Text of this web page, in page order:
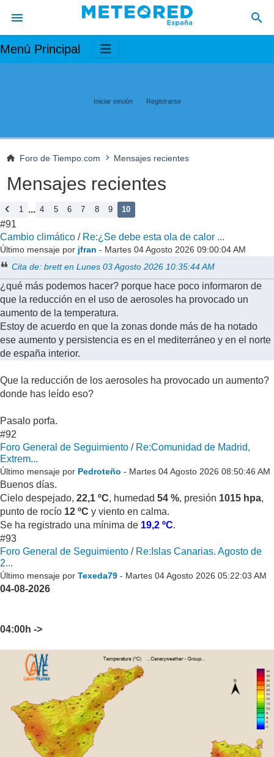
Menú Principal
Iniciar sesión Registrarse
Foro de Tiempo.com Mensajes recientes
Mensajes recientes
1 ... 4 5 6 7 8 9 10
#91
Cambio climático / Re:¿Se debe esta ola de calor ...
Último mensaje por jfran - Martes 04 Agosto 2026 09:00:04 AM
Cita de: brett en Lunes 03 Agosto 2026 10:35:44 AM
¿qué más podemos hacer? porque hace poco informaron de
que la reducción en el uso de aerosoles ha provocado un
aumento de la temperatura.
Estoy de acuerdo en que la zonas donde más de ha notado
ese aumento y persistencia es en el mediterráneo y en el norte
de españa interior.
Que la reducción de los aerosoles ha provocado un aumento?
donde has leído eso?
Pasalo porfa.
#92
Foro General de Seguimiento / Re:Comunidad de Madrid,
Extrem...
Último mensaje por Pedroteño - Martes 04 Agosto 2026 08:50:46 AM
Buenos días.
Cielo despejado, 22,1 ºC, humedad 54 %, presión 1015 hpa,
punto de rocío 12 ºC y viento en calma.
Se ha registrado una mínima de 19,2 ºC.
#93
Foro General de Seguimiento / Re:Islas Canarias. Agosto de
2...
Último mensaje por Texeda79 - Martes 04 Agosto 2026 05:22:03 AM
04-08-2026
04:00h ->